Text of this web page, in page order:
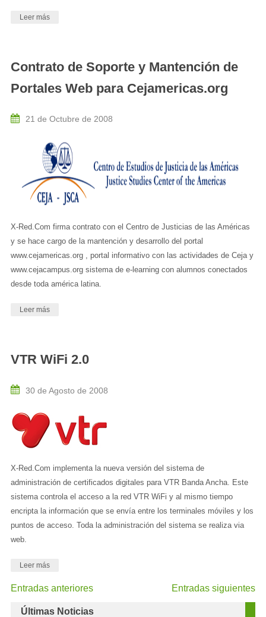
Leer más
Contrato de Soporte y Mantención de
Portales Web para Cejamericas.org
21 de Octubre de 2008
X-Red.Com firma contrato con el Centro de Justicias de las Américas
y se hace cargo de la mantención y desarrollo del portal
www.cejamericas.org , portal informativo con las actividades de Ceja y
www.cejacampus.org sistema de e-learning con alumnos conectados
desde toda américa latina.
Leer más
VTR WiFi 2.0
30 de Agosto de 2008
X-Red.Com implementa la nueva versión del sistema de
administración de certificados digitales para VTR Banda Ancha. Este
sistema controla el acceso a la red VTR WiFi y al mismo tiempo
encripta la información que se envía entre los terminales móviles y los
puntos de acceso. Toda la administración del sistema se realiza via
web.
Leer más
Entradas anteriores Entradas siguientes
Últimas Noticias